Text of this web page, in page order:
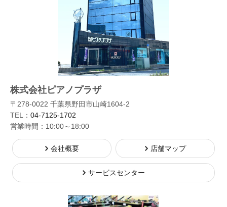
株式会社ピアノプラザ
〒278-0022 千葉県野田市山崎1604-2
TEL： 04-7125-1702
営業時間：10:00～18:00
会社概要 店舗マップ
サービスセンター